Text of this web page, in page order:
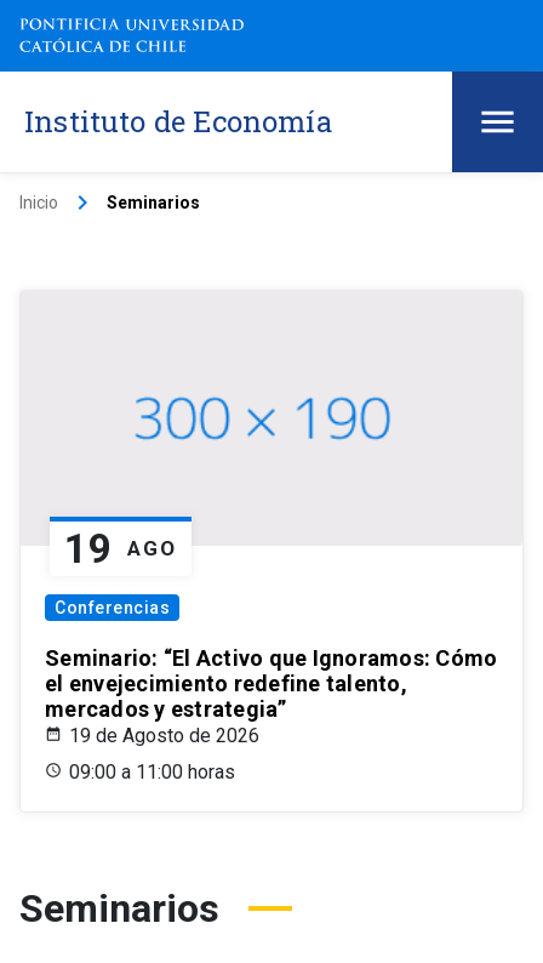
Instituto de Economía
Inicio keyboard_arrow_right Seminarios
19 AGO
Conferencias
Seminario: “El Activo que Ignoramos: Cómo
el envejecimiento redefine talento,
mercados y estrategia”
19 de Agosto de 2026
09:00 a 11:00 horas
Seminarios